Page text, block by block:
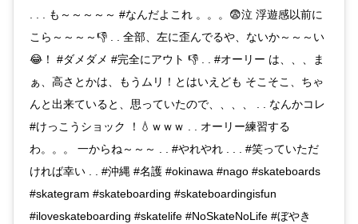
. . . も～～～～～ #なんだよこれ 。。。😨泣 浮遊感以前に
こら～～～～👎 . . 全部、左に歪んでるや、ないか～～～い
😂！ #ダメダメ #完全にアウト 👎 . . #オーリー は、、、ま
ぁ、高さとかは、もうムリ！とはいえども そこそこ、ちゃ
んと出来ていると、思っていたので、、、、 . . なんかコレ
#けっこうショック ！💧ｗｗｗ . . オーリー練習する
わ。。。 一からね～～～ . . #やれやれ . . . #笑っていただ
ければ幸い . . #沖縄 #名護 #okinawa #nago #skateboards
#skategram #skateboarding #skateboardingisfun
#iloveskateboarding #skatelife #NoSkateNoLife #ぼやき